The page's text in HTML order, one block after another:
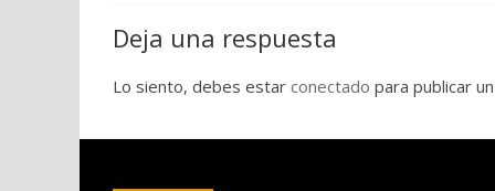
Deja una respuesta
Lo siento, debes estar conectado para publicar